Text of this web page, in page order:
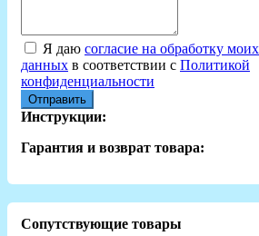
Я даю согласие на обработку
данных в соответствии с Политикой
конфиденциальности
Отправить
Инструкции:
Гарантия и возврат товара:
Сопутствующие товары